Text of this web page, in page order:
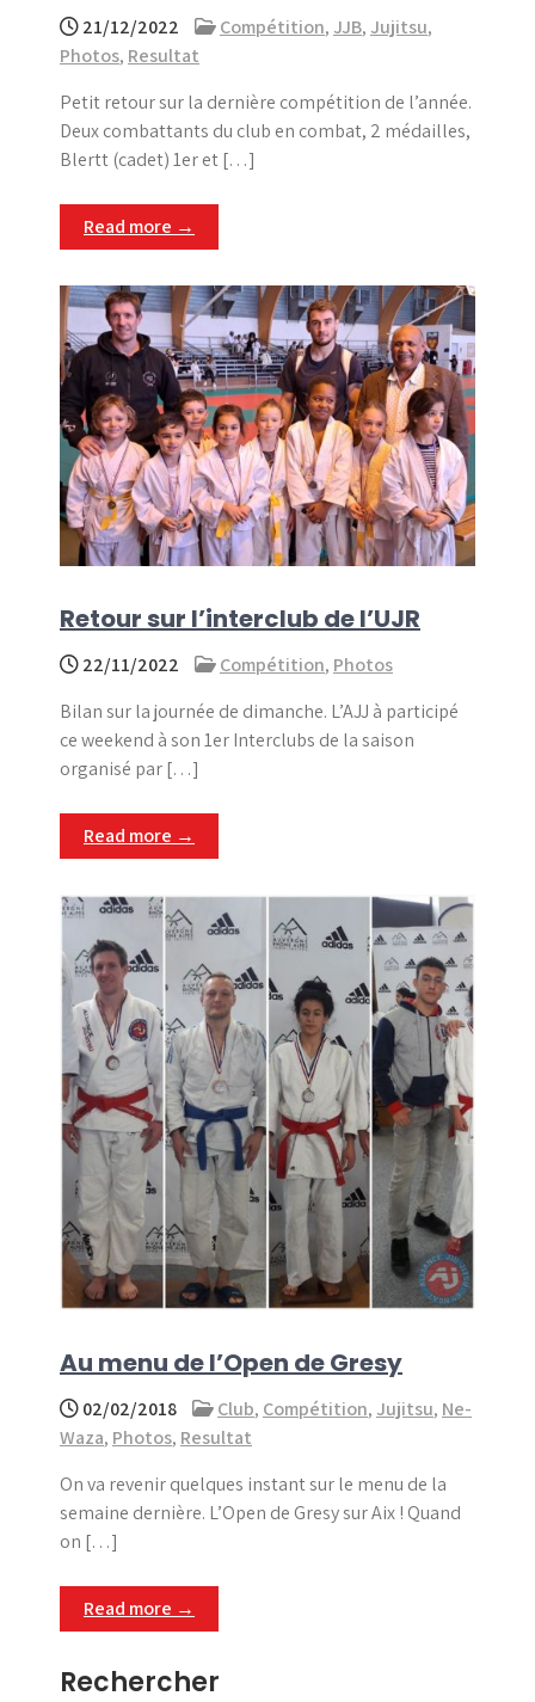
21/12/2022 Compétition, JJB, Jujitsu,
Photos, Resultat
Petit retour sur la dernière compétition de l’année.
Deux combattants du club en combat, 2 médailles,
Blertt (cadet) 1er et […]
Read more →
Retour sur l’interclub de l’UJR
22/11/2022 Compétition, Photos
Bilan sur la journée de dimanche. L’AJJ à participé
ce weekend à son 1er Interclubs de la saison
organisé par […]
Read more →
Au menu de l’Open de Gresy
02/02/2018 Club, Compétition, Jujitsu, Ne-
Waza, Photos, Resultat
On va revenir quelques instant sur le menu de la
semaine dernière. L’Open de Gresy sur Aix ! Quand
on […]
Read more →
Rechercher